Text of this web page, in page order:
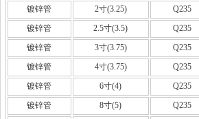
镀锌管
2寸(3.25) Q235
镀锌管
2.5寸(3.5) Q235
镀锌管
3寸(3.75) Q235
镀锌管
4寸(3.75) Q235
镀锌管
6寸(4) Q235
镀锌管
8寸(5) Q235